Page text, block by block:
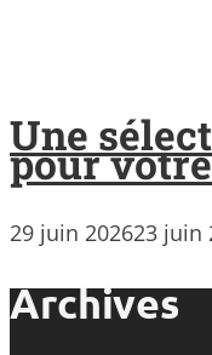
Une
pour
29 juin 202623 juin
Archives